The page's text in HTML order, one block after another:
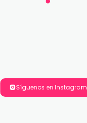
Síguenos en Instagram